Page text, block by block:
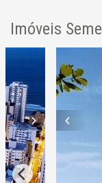
Imóveis